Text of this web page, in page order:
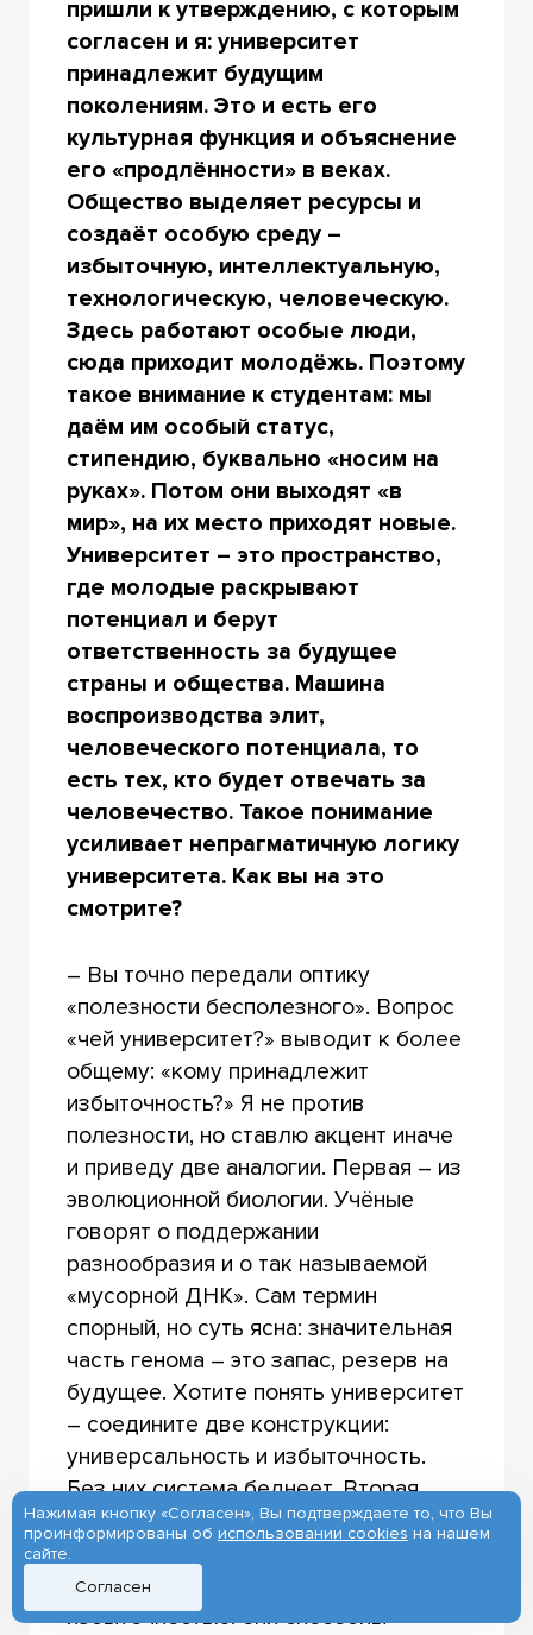
пришли к утверждению, с которым
согласен и я: университет
принадлежит будущим
поколениям. Это и есть его
культурная функция и объяснение
его «продлённости» в веках.
Общество выделяет ресурсы и
создаёт особую среду –
избыточную, интеллектуальную,
технологическую, человеческую.
Здесь работают особые люди,
сюда приходит молодёжь. Поэтому
такое внимание к студентам: мы
даём им особый статус,
стипендию, буквально «носим на
руках». Потом они выходят «в
мир», на их место приходят новые.
Университет – это пространство,
где молодые раскрывают
потенциал и берут
ответственность за будущее
страны и общества. Машина
воспроизводства элит,
человеческого потенциала, то
есть тех, кто будет отвечать за
человечество. Такое понимание
усиливает непрагматичную логику
университета. Как вы на это
смотрите?
– Вы точно передали оптику
«полезности бесполезного». Вопрос
«чей университет?» выводит к более
общему: «кому принадлежит
избыточность?» Я не против
полезности, но ставлю акцент иначе
и приведу две аналогии. Первая – из
эволюционной биологии. Учёные
говорят о поддержании
разнообразия и о так называемой
«мусорной ДНК». Сам термин
спорный, но суть ясна: значительная
часть генома – это запас, резерв на
будущее. Хотите понять университет
– соедините две конструкции:
универсальность и избыточность.
Без них система беднеет. Вторая
аналогия – из медицины. «Стволовые
клетки» (название тоже условное)
обладают универсальной
избыточностью: они способны
Нажимая кнопку «Согласен», Вы подтверждаете то, что Вы
проинформированы об использовании cookies на нашем
сайте.
Согласен